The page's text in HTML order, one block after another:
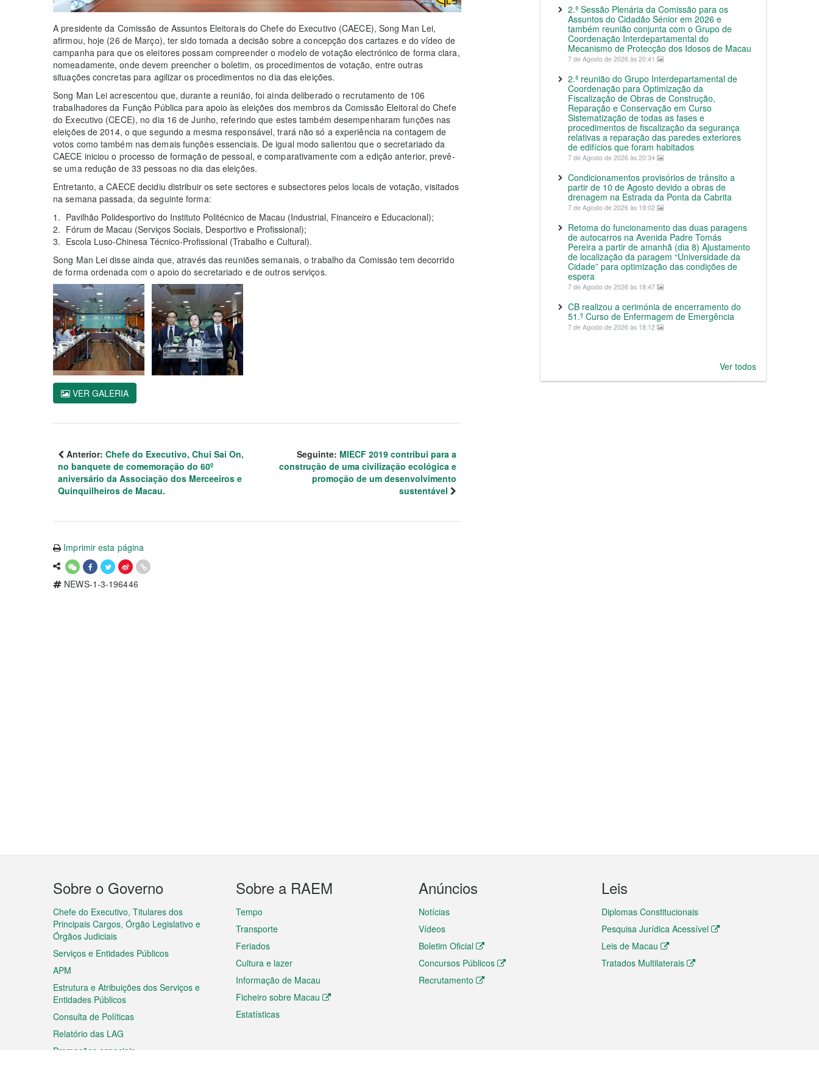
A presidente da Comissão de Assuntos Eleitorais do Chefe do Executivo (CAECE), Song Man Lei,
afirmou, hoje (26 de Março), ter sido tomada a decisão sobre a concepção dos cartazes e do vídeo de
campanha para que os eleitores possam compreender o modelo de votação electrónico de forma clara,
nomeadamente, onde devem preencher o boletim, os procedimentos de votação, entre outras
situações concretas para agilizar os procedimentos no dia das eleições.
Song Man Lei acrescentou que, durante a reunião, foi ainda deliberado o recrutamento de 106
trabalhadores da Função Pública para apoio às eleições dos membros da Comissão Eleitoral do Chefe
do Executivo (CECE), no dia 16 de Junho, referindo que estes também desempenharam funções nas
eleições de 2014, o que segundo a mesma responsável, trará não só a experiência na contagem de
votos como também nas demais funções essenciais. De igual modo salientou que o secretariado da
CAECE iniciou o processo de formação de pessoal, e comparativamente com a edição anterior, prevê-
se uma redução de 33 pessoas no dia das eleições.
Entretanto, a CAECE decidiu distribuir os sete sectores e subsectores pelos locais de votação, visitados
na semana passada, da seguinte forma:
Pavilhão Polidesportivo do Instituto Politécnico de Macau (Industrial, Financeiro e Educacional);
Fórum de Macau (Serviços Sociais, Desportivo e Profissional);
Escola Luso-Chinesa Técnico-Profissional (Trabalho e Cultural).
Song Man Lei disse ainda que, através das reuniões semanais, o trabalho da Comissão tem decorrido
de forma ordenada com o apoio do secretariado e de outros serviços.
VER GALERIA
Anterior: Chefe do Executivo, Chui Sai On,
no banquete de comemoração do 60º
aniversário da Associação dos Merceeiros e
Quinquilheiros de Macau.
Seguinte: MIECF 2019 contribui para a
construção de uma civilização ecológica e
promoção de um desenvolvimento
sustentável
Imprimir esta página
NEWS-1-3-196446
2.ª Sessão Plenária da Comissão para os
Assuntos do Cidadão Sénior em 2026 e
também reunião conjunta com o Grupo de
Coordenação Interdepartamental do
Mecanismo de Protecção dos Idosos de Macau
7 de Agosto de 2026 às 20:41
2.ª reunião do Grupo Interdepartamental de
Coordenação para Optimização da
Fiscalização de Obras de Construção,
Reparação e Conservação em Curso
Sistematização de todas as fases e
procedimentos de fiscalização da segurança
relativas a reparação das paredes exteriores
de edifícios que foram habitados
7 de Agosto de 2026 às 20:34
Condicionamentos provisórios de trânsito a
partir de 10 de Agosto devido a obras de
drenagem na Estrada da Ponta da Cabrita
7 de Agosto de 2026 às 19:02
Retoma do funcionamento das duas paragens
de autocarros na Avenida Padre Tomás
Pereira a partir de amanhã (dia 8) Ajustamento
de localização da paragem “Universidade da
Cidade” para optimização das condições de
espera
7 de Agosto de 2026 às 18:47
CB realizou a cerimónia de encerramento do
51.º Curso de Enfermagem de Emergência
7 de Agosto de 2026 às 18:12
Ver todos
Menu
do
rodapé
Sobre o Governo
Chefe do Executivo, Titulares dos
Principais Cargos, Órgão Legislativo e
Órgãos Judiciais
Serviços e Entidades Públicos
APM
Estrutura e Atribuições dos Serviços e
Entidades Públicos
Consulta de Políticas
Relatório das LAG
Promoções especiais
Sobre a RAEM
Tempo
Transporte
Feriados
Cultura e lazer
Informação de Macau
Ficheiro sobre Macau
Estatísticas
Anúncios
Notícias
Vídeos
Boletim Oficial
Concursos Públicos
Recrutamento
Leis
Diplomas Constitucionais
Pesquisa Jurídica Acessível
Leis de Macau
Tratados Multilaterais